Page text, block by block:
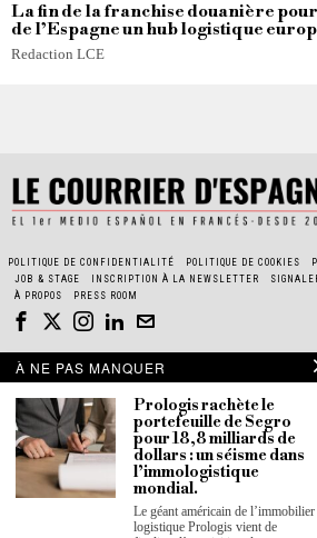
La fin de la franchise douanière
de l’Espagne un hub logistique
Redaction LCE
POLITIQUE DE CONFIDENTIALITÉ POLITIQUE DE COOKIES
JOB & STAGE
INSCRIPTION À LA NEWSLETTER
À PROPOS
PRESS ROOM
À NE PAS MANQUER
Prologis rachète le
portefeuille de Segro
pour 18,8 milliards de
dollars : un séisme dans
l’immologistique
mondial.
Le géant américain de l’immobilier
logistique Prologis vient de